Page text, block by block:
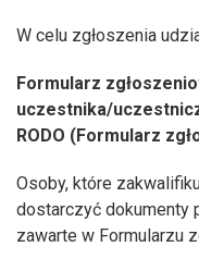
W celu zgłoszenia
Formularz
uczestnika/
RODO (Formularz
Osoby, które
dostarczyć dokumenty
zawarte w Formularzu